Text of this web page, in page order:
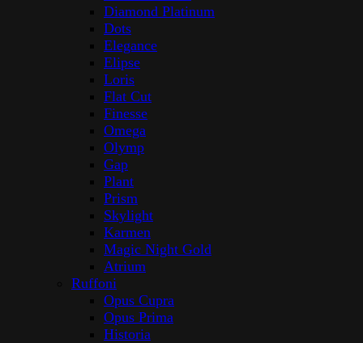
Diamond Platinum
Dots
Elegance
Elipse
Loris
Flat Cut
Finesse
Omega
Olymp
Gap
Plant
Prism
Skylight
Karmen
Magic Night Gold
Atrium
Ruffoni
Opus Cupra
Opus Prima
Historia